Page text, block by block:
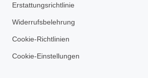
Erstattungsrichtlinie
Widerrufsbelehrung
Cookie-Richtlinien
Cookie-Einstellungen